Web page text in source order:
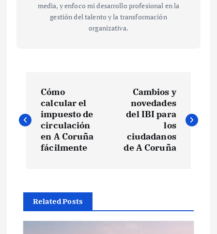
media, y enfoco mi desarrollo profesional en la
gestión del talento y la transformación
organizativa.
a
v
c
Cómo
calcular el
impuesto de
circulación
en A Coruña
fácilmente
Cambios y
novedades
del IBI para
los
ciudadanos
de A Coruña
Related Posts